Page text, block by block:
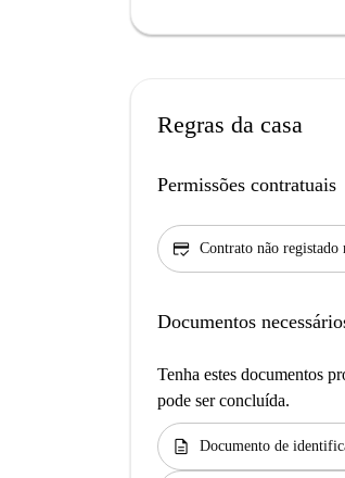
Regras da casa
Permissões contratuais
credit_score Contrato não registado
Documentos
Tenha estes documentos
pode ser concluída.
description Documento de